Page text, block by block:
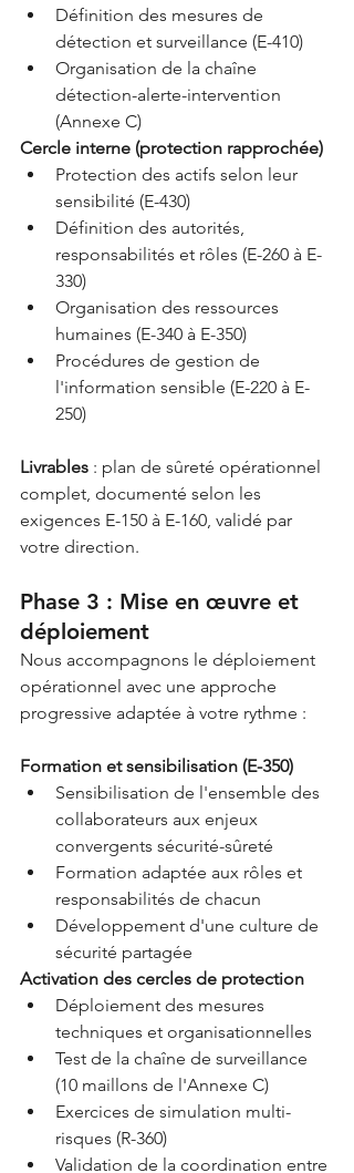
Définition des mesures de
détection et surveillance (E-410)
Organisation de la chaîne
détection-alerte-intervention
(Annexe C)
Cercle interne (protection rapprochée)
Protection des actifs selon leur
sensibilité (E-430)
Définition des autorités,
responsabilités et rôles (E-260 à E-
330)
Organisation des ressources
humaines (E-340 à E-350)
Procédures de gestion de
l'information sensible (E-220 à E-
250)
Livrables : plan de sûreté opérationnel
complet, documenté selon les
exigences E-150 à E-160, validé par
votre direction.
Phase 3 : Mise en œuvre et
déploiement
Nous accompagnons le déploiement
opérationnel avec une approche
progressive adaptée à votre rythme :
Formation et sensibilisation (E-350)
Sensibilisation de l'ensemble des
collaborateurs aux enjeux
convergents sécurité-sûreté
Formation adaptée aux rôles et
responsabilités de chacun
Développement d'une culture de
sécurité partagée
Activation des cercles de protection
Déploiement des mesures
techniques et organisationnelles
Test de la chaîne de surveillance
(10 maillons de l'Annexe C)
Exercices de simulation multi-
risques (R-360)
Validation de la coordination entre